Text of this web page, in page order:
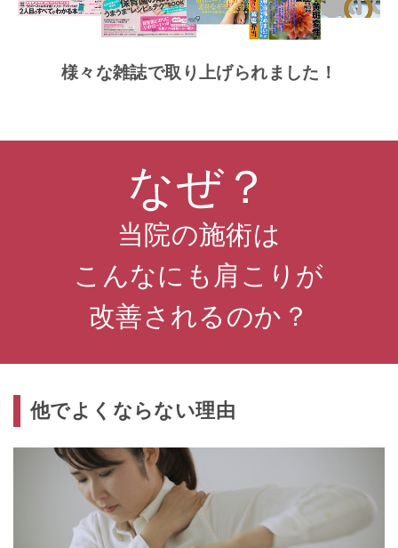
様々な雑誌で取り上げられました！
なぜ？
当院の施術は
こんなにも肩こりが
改善されるのか？
他でよくならない理由